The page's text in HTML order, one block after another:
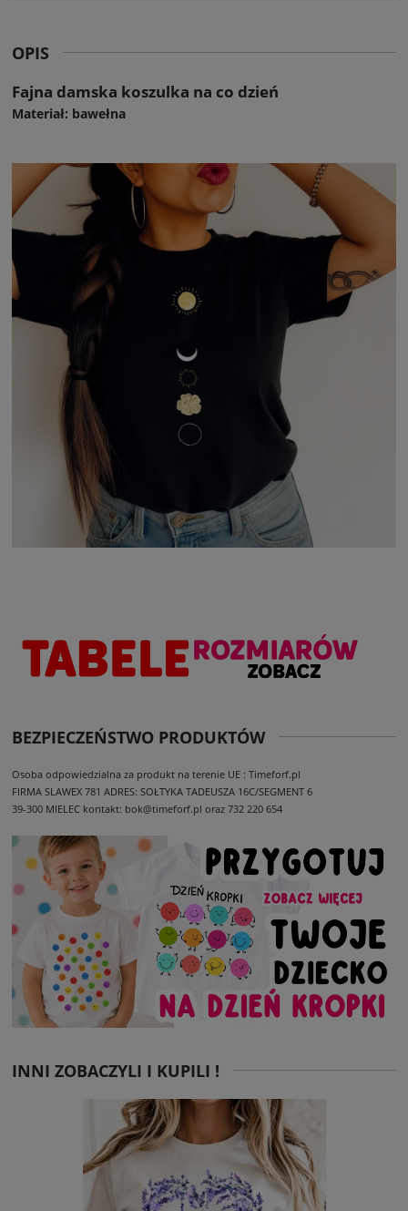
OPIS
Fajna damska koszulka na co dzień
Materiał: bawełna
BEZPIECZEŃSTWO PRODUKTÓW
Osoba odpowiedzialna za produkt na terenie UE : Timeforf.pl
FIRMA SLAWEX 781 ADRES: SOŁTYKA TADEUSZA 16C/SEGMENT 6
39-300 MIELEC kontakt: bok@timeforf.pl oraz 732 220 654
INNI ZOBACZYLI I KUPILI !